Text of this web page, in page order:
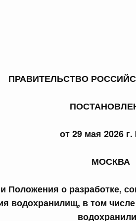
ПРАВИТЕЛЬСТВО
от 29 мая 2026
МОСКВА
Положения о разработке,
водохранилищ, в том
к ним
июля, пятница